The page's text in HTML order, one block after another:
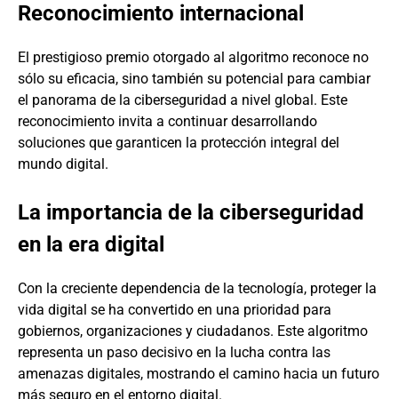
Reconocimiento internacional
El prestigioso premio otorgado al algoritmo reconoce no
sólo su eficacia, sino también su potencial para cambiar
el panorama de la ciberseguridad a nivel global. Este
reconocimiento invita a continuar desarrollando
soluciones que garanticen la protección integral del
mundo digital.
La importancia de la ciberseguridad
en la era digital
Con la creciente dependencia de la tecnología, proteger la
vida digital se ha convertido en una prioridad para
gobiernos, organizaciones y ciudadanos. Este algoritmo
representa un paso decisivo en la lucha contra las
amenazas digitales, mostrando el camino hacia un futuro
más seguro en el entorno digital.